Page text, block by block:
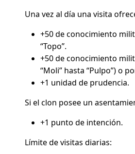
Una vez al día una visita
+50 de conocimiento
“Topo”.
+50 de conocimiento
“Moli” hasta “Pulpo”) o
+1 unidad de prudencia.
Si el clon posee un
+1 punto de intención.
Límite de visitas diarias: